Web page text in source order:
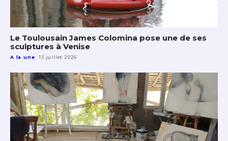
Le Toulousain James Colomina pose une de ses
sculptures à Venise
A la une 13 juillet 2026